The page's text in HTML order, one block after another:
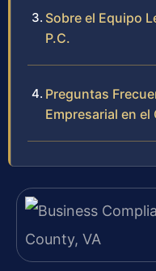
Sobre el Equipo
P.C.
Preguntas
Empresarial en